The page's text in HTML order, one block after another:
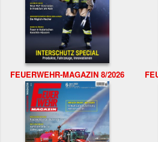
FEUERWEHR-MAGAZIN 8/2026